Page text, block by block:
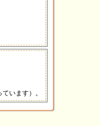
います）。